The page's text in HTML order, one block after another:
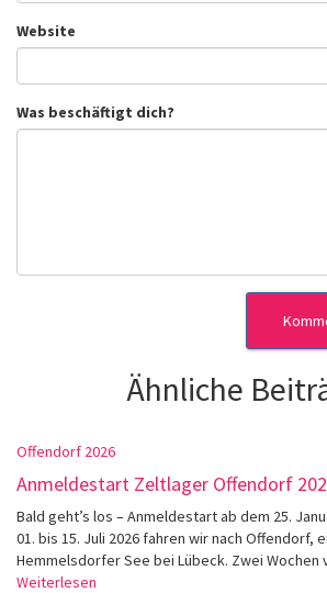
Website
Was beschäftigt dich?
Ähnliche
Offendorf 2026
Anmeldestart Zeltlager Offendorf
Bald geht’s los – Anmeldestart ab dem 25.
01. bis 15. Juli 2026 fahren wir nach Offendorf,
Hemmelsdorfer See bei Lübeck. Zwei Wochen
Weiterlesen